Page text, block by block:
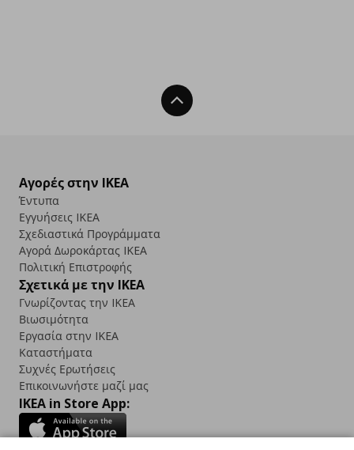
Back To Top
Αγορές στην IKEA
Έντυπα
Εγγυήσεις IKEA
Σχεδιαστικά Προγράμματα
Αγορά Δωρoκάρτας IKEA
Πολιτική Επιστροφής
Σχετικά με την IKEA
Γνωρίζοντας την IKEA
Βιωσιμότητα
Εργασία στην IKEA
Καταστήματα
Συχνές Ερωτήσεις
Επικοινωνήστε μαζί μας
IKEA in Store App: